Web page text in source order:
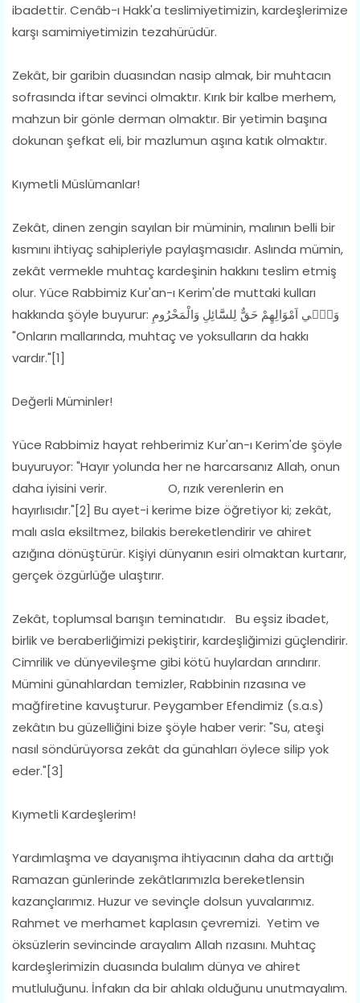
ibadettir. Cenâb-ı Hakk'a teslimiyetimizin, kardeşlerimize
karşı samimiyetimizin tezahürüdür.
Zekât, bir garibin duasından nasip almak, bir muhtacın
sofrasında iftar sevinci olmaktır. Kırık bir kalbe merhem,
mahzun bir gönle derman olmaktır. Bir yetimin başına
dokunan şefkat eli, bir mazlumun aşına katık olmaktır.
Kıymetli Müslümanlar!
Zekât, dinen zengin sayılan bir müminin, malının belli bir
kısmını ihtiyaç sahipleriyle paylaşmasıdır. Aslında mümin,
zekât vermekle muhtaç kardeşinin hakkını teslim etmiş
olur. Yüce Rabbimiz Kur'an-ı Kerim'de muttaki kulları
hakkında şöyle buyurur: وَف۪ٓي اَمْوَالِهِمْ حَقٌّ لِلسَّٓائِلِ وَالْمَحْرُومِ
"Onların mallarında, muhtaç ve yoksulların da hakkı
vardır."[1]
Değerli Müminler!
Yüce Rabbimiz hayat rehberimiz Kur'an-ı Kerim'de şöyle
buyuruyor: "Hayır yolunda her ne harcarsanız Allah, onun
daha iyisini verir. O, rızık verenlerin en
hayırlısıdır."[2] Bu ayet-i kerime bize öğretiyor ki; zekât,
malı asla eksiltmez, bilakis bereketlendirir ve ahiret
azığına dönüştürür. Kişiyi dünyanın esiri olmaktan kurtarır,
gerçek özgürlüğe ulaştırır.
Zekât, toplumsal barışın teminatıdır. Bu eşsiz ibadet,
birlik ve beraberliğimizi pekiştirir, kardeşliğimizi güçlendirir.
Cimrilik ve dünyevileşme gibi kötü huylardan arındırır.
Mümini günahlardan temizler, Rabbinin rızasına ve
mağfiretine kavuşturur. Peygamber Efendimiz (s.a.s)
zekâtın bu güzelliğini bize şöyle haber verir: "Su, ateşi
nasıl söndürüyorsa zekât da günahları öylece silip yok
eder."[3]
Kıymetli Kardeşlerim!
Yardımlaşma ve dayanışma ihtiyacının daha da arttığı
Ramazan günlerinde zekâtlarımızla bereketlensin
kazançlarımız. Huzur ve sevinçle dolsun yuvalarımız.
Rahmet ve merhamet kaplasın çevremizi. Yetim ve
öksüzlerin sevincinde arayalım Allah rızasını. Muhtaç
kardeşlerimizin duasında bulalım dünya ve ahiret
mutluluğunu. İnfakın da bir ahlakı olduğunu unutmayalım.